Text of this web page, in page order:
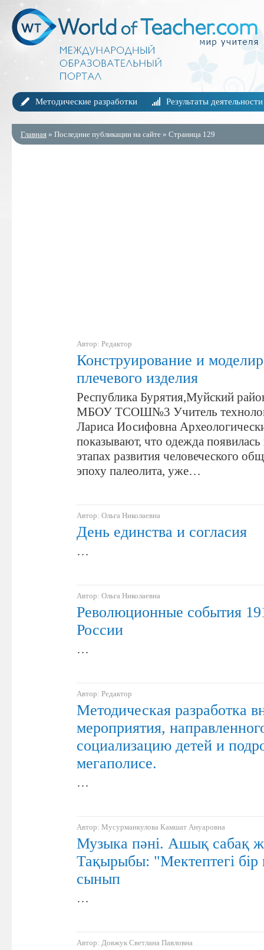
Методические разработки Результаты деятельности
Главная » Последние публикации на сайте » Страница 129
Автор: Редактор
Конструирование и
плечевого изделия
Республика Бурятия,Муйский
МБОУ ТСОШ№3 Учитель
Лариса Иосифовна
показывают, что одежда
этапах развития человеческого
эпоху палеолита, уже…
Автор: Ольга Николаевна
День единства и согласия
…
Автор: Ольга Николаевна
Революционные события
России
…
Автор: Редактор
Методическая разработка
мероприятия,
социализацию детей и
мегаполисе.
…
Автор: Мусурманкулова Камшат Ануаровна
Музыка пәні. Ашық сабақ
Тақырыбы: "Мектептегі бір
сынып
…
Автор: Довжук Светлана Павловна